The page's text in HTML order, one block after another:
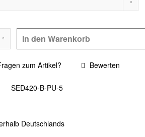
In den Warenkorb
zum Artikel? Bewerten
SED420-B-PU-5
Deutschlands